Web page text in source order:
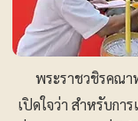
พระราชวชิรคณา
เปิดใจว่า สำหรับกา